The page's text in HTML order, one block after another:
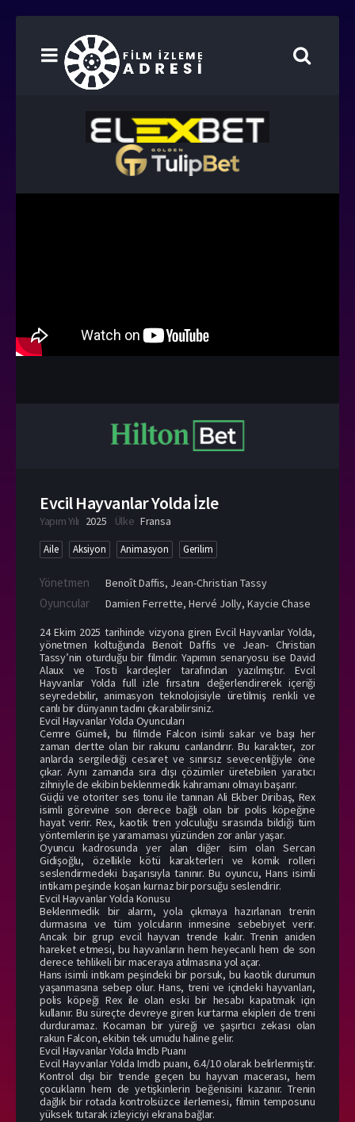
Evcil Hayvanlar Yolda İzle
Yapım Yılı 2025 Ülke Fransa
Aile Aksiyon Animasyon Gerilim
Yönetmen Benoît Daffis, Jean-Christian Tassy
Oyuncular Damien Ferrette, Hervé Jolly, Kaycie Chase
24 Ekim 2025 tarihinde vizyona giren Evcil Hayvanlar Yolda,
yönetmen koltuğunda Benoit Daffis ve Jean- Christian
Tassy’nin oturduğu bir filmdir. Yapımın senaryosu ise David
Alaux ve Tosti kardeşler tarafından yazılmıştır. Evcil
Hayvanlar Yolda full izle fırsatını değerlendirerek içeriği
seyredebilir, animasyon teknolojisiyle üretilmiş renkli ve
canlı bir dünyanın tadını çıkarabilirsiniz.
Evcil Hayvanlar Yolda Oyuncuları
Cemre Gümeli, bu filmde Falcon isimli sakar ve başı her
zaman dertte olan bir rakunu canlandırır. Bu karakter, zor
anlarda sergilediği cesaret ve sınırsız sevecenliğiyle öne
çıkar. Aynı zamanda sıra dışı çözümler üretebilen yaratıcı
zihniyle de ekibin beklenmedik kahramanı olmayı başarır.
Güçlü ve otoriter ses tonu ile tanınan Ali Ekber Diribaş, Rex
isimli görevine son derece bağlı olan bir polis köpeğine
hayat verir. Rex, kaotik tren yolculuğu sırasında bildiği tüm
yöntemlerin işe yaramaması yüzünden zor anlar yaşar.
Oyuncu kadrosunda yer alan diğer isim olan Sercan
Gidişoğlu, özellikle kötü karakterleri ve komik rolleri
seslendirmedeki başarısıyla tanınır. Bu oyuncu, Hans isimli
intikam peşinde koşan kurnaz bir porsuğu seslendirir.
Evcil Hayvanlar Yolda Konusu
Beklenmedik bir alarm, yola çıkmaya hazırlanan trenin
durmasına ve tüm yolcuların inmesine sebebiyet verir.
Ancak bir grup evcil hayvan trende kalır. Trenin aniden
hareket etmesi, bu hayvanların hem heyecanlı hem de son
derece tehlikeli bir maceraya atılmasına yol açar.
Hans isimli intikam peşindeki bir porsuk, bu kaotik durumun
yaşanmasına sebep olur. Hans, treni ve içindeki hayvanları,
polis köpeği Rex ile olan eski bir hesabı kapatmak için
kullanır. Bu süreçte devreye giren kurtarma ekipleri de treni
durduramaz. Kocaman bir yüreği ve şaşırtıcı zekası olan
rakun Falcon, ekibin tek umudu haline gelir.
Evcil Hayvanlar Yolda Imdb Puanı
Evcil Hayvanlar Yolda Imdb puanı, 6.4/10 olarak belirlenmiştir.
Kontrol dışı bir trende geçen bu hayvan macerası, hem
çocukların hem de yetişkinlerin beğenisini kazanır. Trenin
dağlık bir rotada kontrolsüzce ilerlemesi, filmin temposunu
yüksek tutarak izleyiciyi ekrana bağlar.